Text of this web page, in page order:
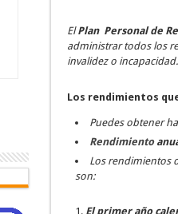
ElPlan Personal de
administrar todos los
invalidez o incapacidad.
Los rendimientos
Puedes obtener
Rendimiento
Los rendimientos
son:
El primer año